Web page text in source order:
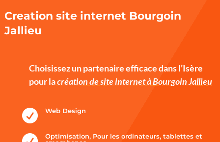
Creation site internet Bourgoin
Jallieu
Choisissez un partenaire efficace dans l’Isère
pour lacréation de site internet à Bourgoin Jallieu
 Web Design
Optimisation, Pour les ordinateurs, tablettes et